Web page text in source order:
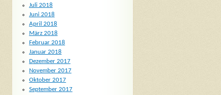
Juli 2018
Juni 2018
April 2018
März 2018
Februar 2018
Januar 2018
Dezember 2017
November 2017
Oktober 2017
September 2017